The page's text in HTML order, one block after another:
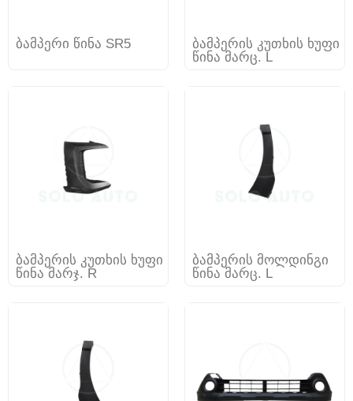
ბამპერი წინა SR5
ბამპერის კუთხის ხუფი
წინა მარც. L
ბამპერის კუთხის ხუფი
წინა მარჯ. R
ბამპერის მოლდინგი
წინა მარც. L